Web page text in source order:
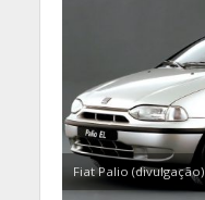
Fiat Palio (divulgação)